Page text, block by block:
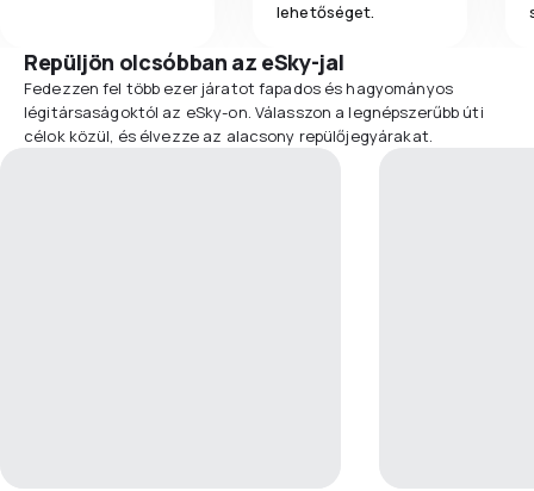
lehetőséget.
Repüljön olcsóbban az eSky-jal
Fedezzen fel több ezer járatot fapados és hagyományos
légitársaságoktól az eSky-on. Válasszon a legnépszerűbb úti
célok közül, és élvezze az alacsony repülőjegyárakat.